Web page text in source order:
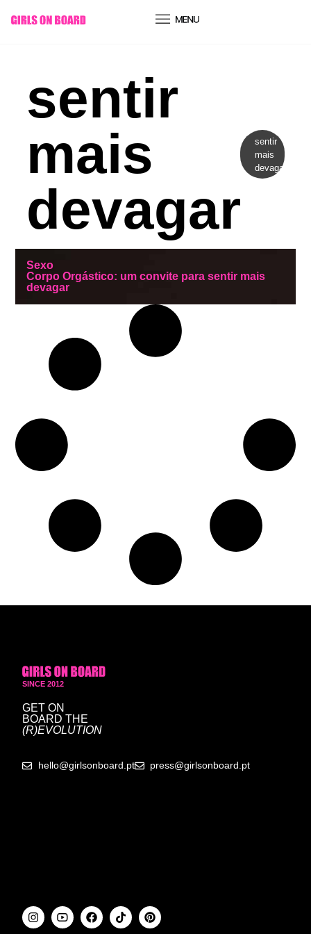
conteúdo
sentir
mais
devagar
sentir
mais
devagar
Sexo
Corpo Orgástico: um convite para sentir mais
devagar
SINCE 2012
GET ON
BOARD THE
(R)EVOLUTION
hello@girlsonboard.pt press@girlsonboard.pt